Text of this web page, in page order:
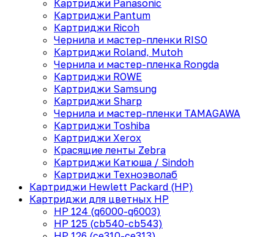
Картриджи Panasonic
Картриджи Pantum
Картриджи Ricoh
Чернила и мастер-пленки RISO
Картриджи Roland, Mutoh
Чернила и мастер-пленка Rongda
Картриджи ROWE
Картриджи Samsung
Картриджи Sharp
Чернила и мастер-пленки TAMAGAWA
Картриджи Toshiba
Картриджи Xerox
Красящие ленты Zebra
Картриджи Катюша / Sindoh
Картриджи Техноэволаб
Картриджи Hewlett Packard (HP)
Картриджи для цветных HP
HP 124 (q6000-q6003)
HP 125 (cb540-cb543)